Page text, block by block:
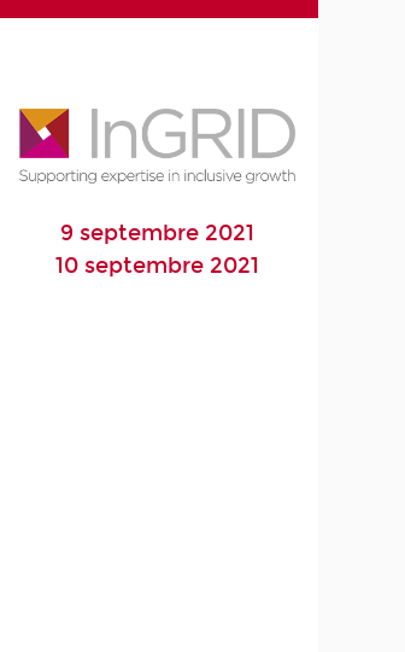
9 septembre 2021
10 septembre 2021